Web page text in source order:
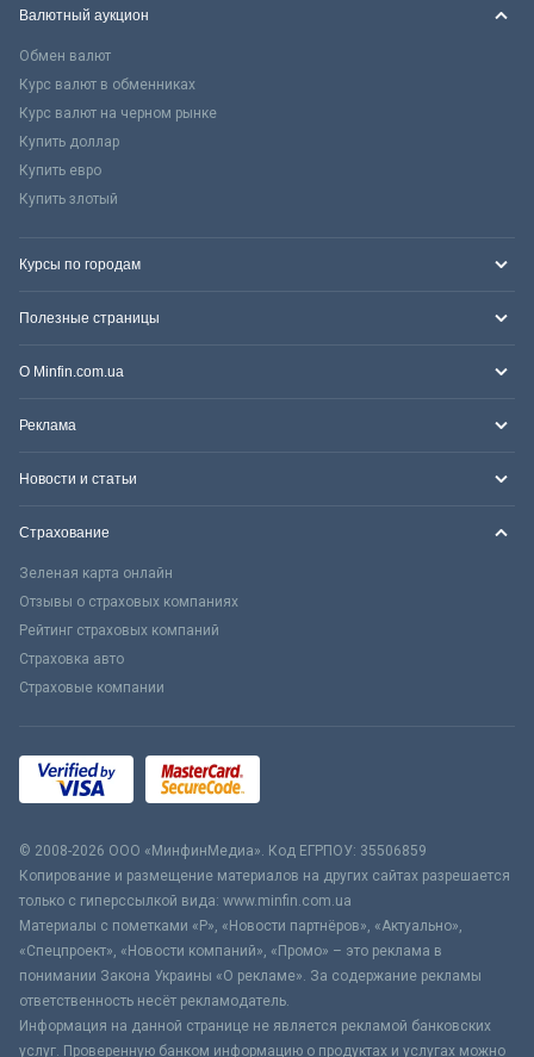
Валютный аукцион
Обмен валют
Курс валют в обменниках
Курс валют на черном рынке
Купить доллар
Купить евро
Купить злотый
Курсы по городам
Полезные страницы
О Minfin.com.ua
Реклама
Новости и статьи
Страхование
Зеленая карта онлайн
Отзывы о страховых компаниях
Рейтинг страховых компаний
Страховка авто
Страховые компании
© 2008-2026 ООО «МинфинМедиа». Код ЕГРПОУ: 35506859
Копирование и размещение материалов на других сайтах разрешается
только с гиперссылкой вида: www.minfin.com.ua
Материалы с пометками «Р», «Новости партнёров», «Актуально»,
«Спецпроект», «Новости компаний», «Промо» – это реклама в
понимании Закона Украины «О рекламе». За содержание рекламы
ответственность несёт рекламодатель.
Информация на данной странице не является рекламой банковских
услуг. Проверенную банком информацию о продуктах и услугах можно